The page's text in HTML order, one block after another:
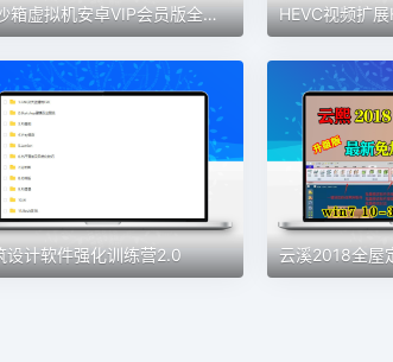
x8沙箱虚拟机安卓VIP会员版全功能版免root去广告支持安卓13系统
设计软件强化训练营2.0